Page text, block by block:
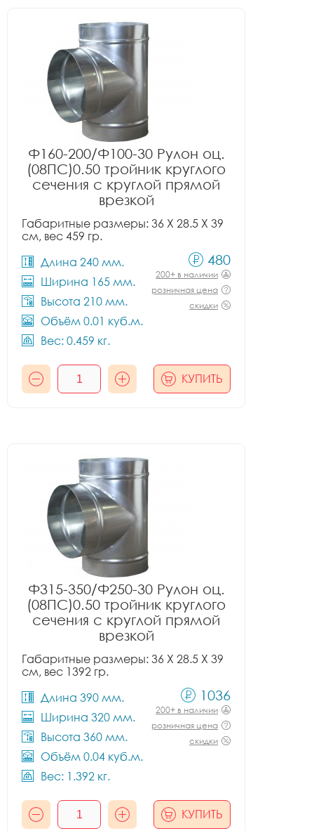
Ф160-200/Ф100-30 Рулон оц.
(08ПС)0.50 тройник круглого
сечения с круглой прямой
врезкой
Габаритные размеры: 36 X 28.5 X 39
см, вес 459 гр.
Длина 240 мм.
Ширина 165 мм.
Высота 210 мм.
Объём 0.01 куб.м.
Вес: 0.459 кг.
480
200+ в наличии
розничная цена
скидки
КУПИТЬ
Ф315-350/Ф250-30 Рулон оц.
(08ПС)0.50 тройник круглого
сечения с круглой прямой
врезкой
Габаритные размеры: 36 X 28.5 X 39
см, вес 1392 гр.
Длина 390 мм.
Ширина 320 мм.
Высота 360 мм.
Объём 0.04 куб.м.
Вес: 1.392 кг.
1036
200+ в наличии
розничная цена
скидки
КУПИТЬ